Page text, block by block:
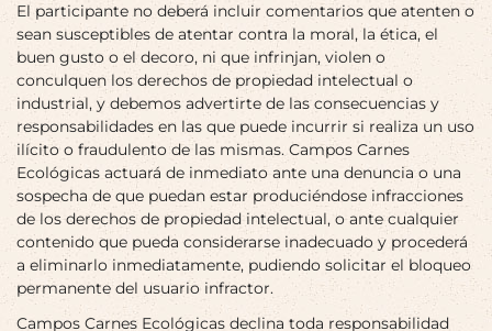
El participante no deberá incluir comentarios que atenten o
sean susceptibles de atentar contra la moral, la ética, el
buen gusto o el decoro, ni que infrinjan, violen o
conculquen los derechos de propiedad intelectual o
industrial, y debemos advertirte de las consecuencias y
responsabilidades en las que puede incurrir si realiza un uso
ilícito o fraudulento de las mismas. Campos Carnes
Ecológicas actuará de inmediato ante una denuncia o una
sospecha de que puedan estar produciéndose infracciones
de los derechos de propiedad intelectual, o ante cualquier
contenido que pueda considerarse inadecuado y procederá
a eliminarlo inmediatamente, pudiendo solicitar el bloqueo
permanente del usuario infractor.
Campos Carnes Ecológicas declina toda responsabilidad